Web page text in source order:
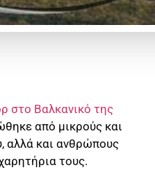
στο Βαλκανικό της
από μικρούς και
αλλά και ανθρώπους
τους.